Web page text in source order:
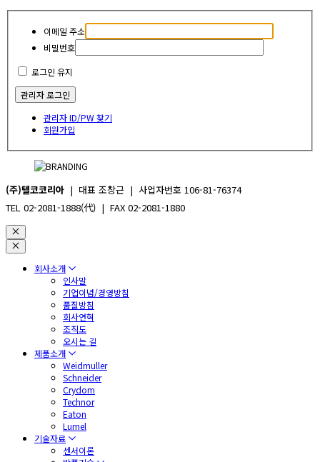
이메일 주소
비밀번호
로그인 유지
관리자 ID/PW 찾기
회원가입
(주)텔코코리아 | 대표 조창근 | 사업자번호 106-81-76374
TEL 02-2081-1888(代) | FAX 02-2081-1880
회사소개
인사말
기업이념/경영방침
품질방침
회사연혁
조직도
오시는 길
제품소개
Weidmuller
Schneider
Crydom
Technor
Eaton
Lumel
기술자료
센서이론